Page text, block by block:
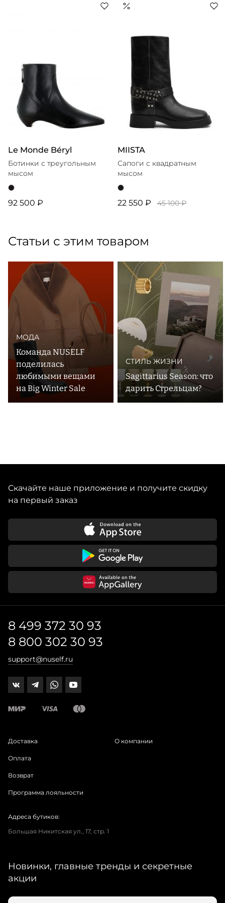
визитной карточкой марки. Сегодня Autentiments
силой духа, а следование тенденциям — с желанием
Le Monde Béryl
Ботинки с треугольным
мысом
92 500 ₽
MIISTA
Сапоги с квадратным
мысом
22 550 ₽ 45 100 ₽
Статьи с этим товаром
МОДА
Команда NUSELF
поделилась
любимыми вещами
на Big Winter Sale
СТИЛЬ ЖИЗНИ
Sagittarius Season: что
дарить Стрельцам?
Скачайте наше приложение и получите скидку
на первый заказ
8 499 372 30 93
8 800 302 30 93
support@nuself.ru
Доставка
Оплата
Возврат
Программа лояльности
О компании
Адреса бутиков:
Большая Никитская ул., 17, стр. 1
Новинки, главные тренды и секретные
акции